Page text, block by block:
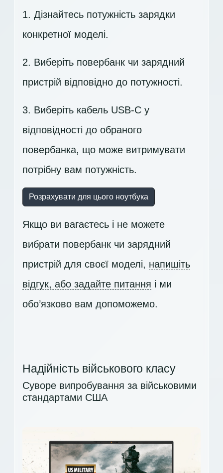
1. Дізнайтесь потужність зарядки
конкретної моделі.
2. Виберіть повербанк чи зарядний
пристрій відповідно до потужності.
3. Виберіть кабель USB-C у
відповідності до обраного
повербанка, що може витримувати
потрібну вам потужність.
Розрахувати для цього ноутбука
Якщо ви вагаєтесь і не можете
вибрати повербанк чи зарядний
пристрій для своєї моделі, напишіть
відгук, або задайте питання і ми
обо’язково вам допоможемо.
Надійність військового класу
Суворе випробування за військовими
стандартами США